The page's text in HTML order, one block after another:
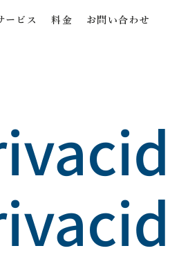
ービス 料金 お問い合わせ